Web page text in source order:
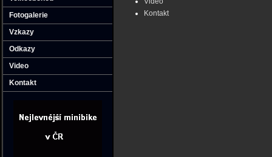
Fotogalerie
Vzkazy
Odkazy
Video
Kontakt
Kontakt